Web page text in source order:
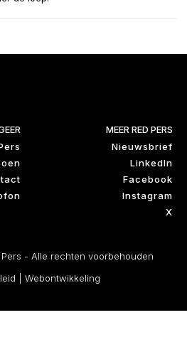
MEER RED PERS
Nieuwsbrief
LinkedIn
Facebook
Instagram
X
- Alle rechten voorbehouden
Webontwikkeling